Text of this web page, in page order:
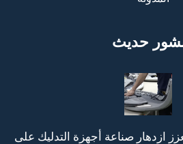
حديث
ازدهار صناعة أجهزة التدليك على